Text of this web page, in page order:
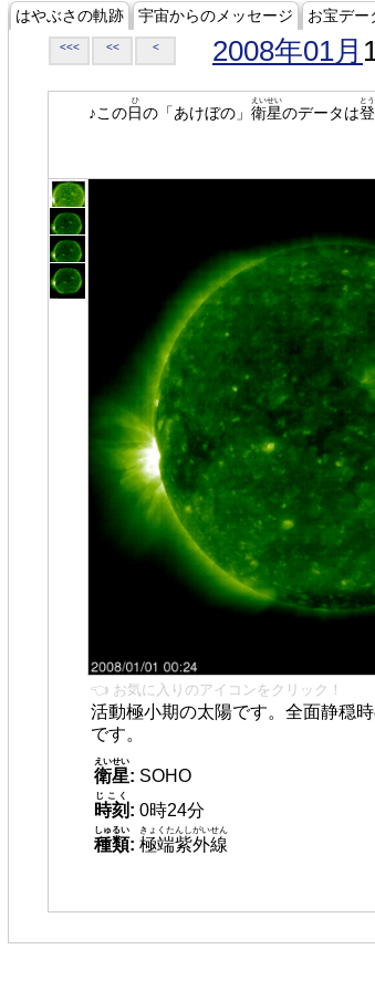
はやぶさの軌跡 宇宙からのメッセージ お宝デー
<<< << < 2008年01月
♪この日
ひ
の「あけぼの」 衛星
えいせい
のデータは
と
👈 お気に入りのアイコンをクリック！
活動極小期の太陽です。全面静穏
です。
衛星
えいせい
: SOHO
時刻
じこく
: 0時24分
種類
しゅるい
: 極端紫外線
きょくたんしがいせん